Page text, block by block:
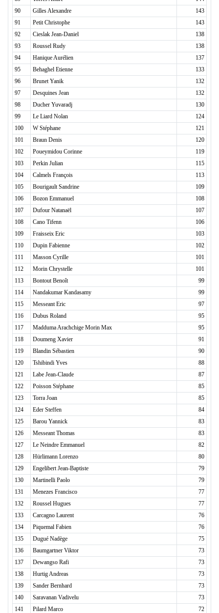
90
Gilles Alexandre
143
91
Petit Christophe
143
92
Cieslak Jean-Daniel
138
93
Roussel Rudy
138
94
Hanique Aurélien
137
95
Behaghel Etienne
133
96
Brunet Yanik
132
97
Desquines Jean
132
98
Ducher Yuvaradj
130
99
Le Liard Nolan
124
100
W Stéphane
121
101
Braun Denis
120
102
Poueymidou Corinne
119
103
Perkin Julian
115
104
Calmels François
113
105
Bourigault Sandrine
109
106
Bozon Emmanuel
108
107
Dufour Natanaël
107
108
Cano Tifenn
106
109
Fraisseix Eric
103
110
Dupin Fabienne
102
111
Masson Cyrille
101
112
Morin Chrystelle
101
113
Bontout Benoît
99
114
Nandakumar Kandasamy
99
115
Messeant Eric
97
116
Dubus Roland
95
117
Madduma Arachchige Morin Max
95
118
Doumeng Xavier
91
119
Blandin Sébastien
90
120
Tshibindi Yves
88
121
Labe Jean-Claude
87
122
Poisson Stéphane
85
123
Torra Joan
85
124
Eder Steffen
84
125
Barou Yannick
83
126
Messeant Thomas
83
127
Le Neindre Emmanuel
82
128
Hürlimann Lorenzo
80
129
Engelibert Jean-Baptiste
79
130
Martinelli Paolo
79
131
Menezes Francisco
77
132
Roussel Hugues
77
133
Carcagno Laurent
76
134
Piquemal Fabien
76
135
Dugué Nadège
75
136
Baumgartner Viktor
73
137
Dewangso Rafi
73
138
Hurtig Andreas
73
139
Sander Bernhard
73
140
Saravanan Vadivelu
73
141
Pilard Marco
72